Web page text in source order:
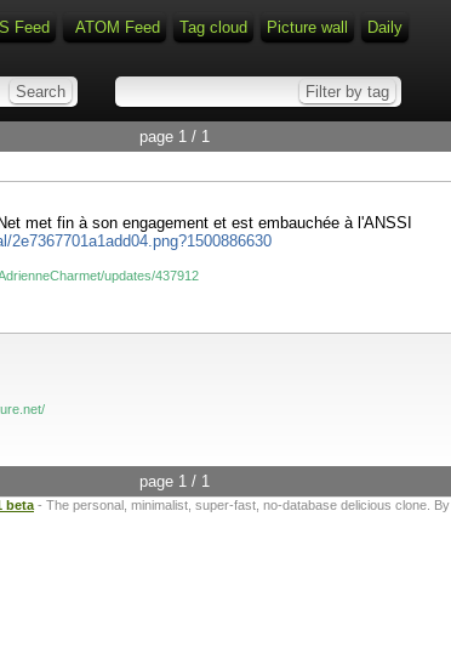
Feed ATOM Feed Tag cloud Picture wall Daily
page 1 / 1
met fin à son engagement et est embauchée à l'ANSSI
updates/437912
page 1 / 1
beta - The personal, minimalist, super-fast, no-database delicious clone. By